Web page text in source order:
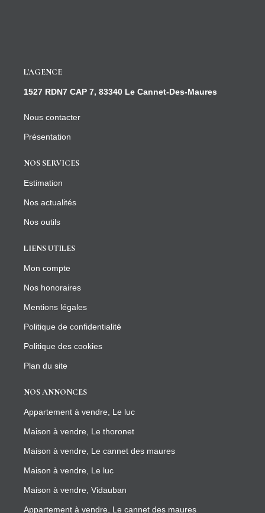
L'AGENCE
1527 RDN7 CAP 7, 83340 Le Cannet-Des-Maures
Nous contacter
Présentation
NOS SERVICES
Estimation
Nos actualités
Nos outils
LIENS UTILES
Mon compte
Nos honoraires
Mentions légales
Politique de confidentialité
Politique des cookies
Plan du site
NOS ANNONCES
Appartement à vendre, Le luc
Maison à vendre, Le thoronet
Maison à vendre, Le cannet des maures
Maison à vendre, Le luc
Maison à vendre, Vidauban
Appartement à vendre, Le cannet des maures